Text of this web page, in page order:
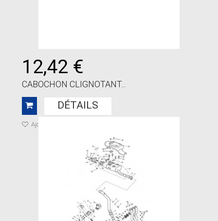
12,42 €
CABOCHON CLIGNOTANT...
DÉTAILS
Ajouter à ma liste de cadeaux